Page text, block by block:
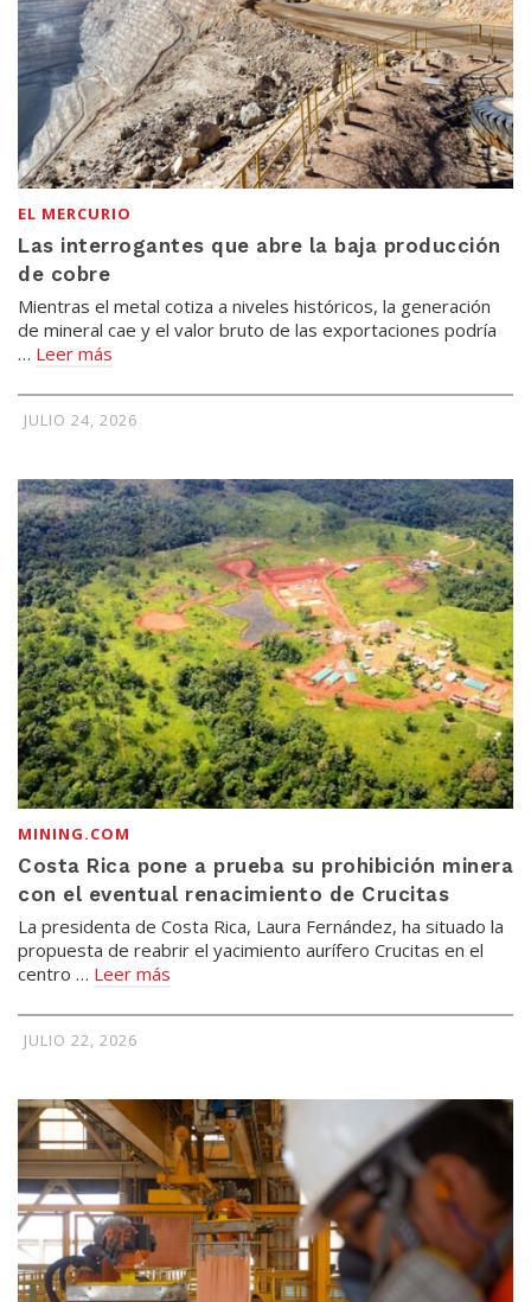
EL MERCURIO
Las interrogantes que abre la baja producción
de cobre
Mientras el metal cotiza a niveles históricos, la generación
de mineral cae y el valor bruto de las exportaciones podría
… Leer más
JULIO 24, 2026
MINING.COM
Costa Rica pone a prueba su prohibición minera
con el eventual renacimiento de Crucitas
La presidenta de Costa Rica, Laura Fernández, ha situado la
propuesta de reabrir el yacimiento aurífero Crucitas en el
centro … Leer más
JULIO 22, 2026